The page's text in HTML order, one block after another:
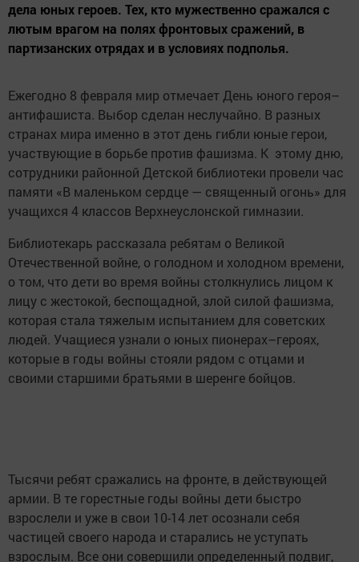
дела юных героев. Тех, кто мужественно сражался с
лютым врагом на полях фронтовых сражений, в
партизанских отрядах и в условиях подполья.
Ежегодно 8 февраля мир отмечает День юного героя–
антифашиста. Выбор сделан неслучайно. В разных
странах мира именно в этот день гибли юные герои,
участвующие в борьбе против фашизма. К этому дню,
сотрудники районной Детской библиотеки провели час
памяти «В маленьком сердце — священный огонь» для
учащихся 4 классов Верхнеуслонской гимназии.
Библиотекарь рассказала ребятам о Великой
Отечественной войне, о голодном и холодном времени,
о том, что дети во время войны столкнулись лицом к
лицу с жестокой, беспощадной, злой силой фашизма,
которая стала тяжелым испытанием для советских
людей. Учащиеся узнали о юных пионерах–героях,
которые в годы войны стояли рядом с отцами и
своими старшими братьями в шеренге бойцов.
Тысячи ребят сражались на фронте, в действующей
армии. В те горестные годы войны дети быстро
взрослели и уже в свои 10-14 лет осознали себя
частицей своего народа и старались не уступать
взрослым. Все они совершили определенный подвиг,